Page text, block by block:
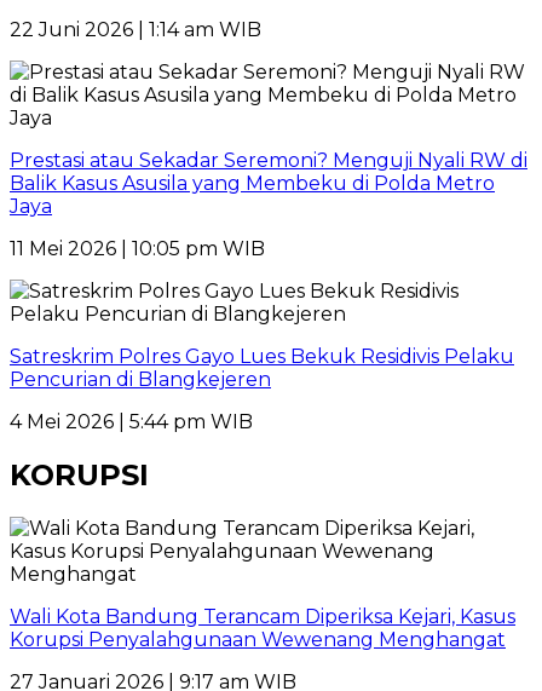
22 Juni 2026 | 1:14 am WIB
Prestasi atau Sekadar Seremoni? Menguji Nyali RW di
Balik Kasus Asusila yang Membeku di Polda Metro
Jaya
11 Mei 2026 | 10:05 pm WIB
Satreskrim Polres Gayo Lues Bekuk Residivis Pelaku
Pencurian di Blangkejeren
4 Mei 2026 | 5:44 pm WIB
KORUPSI
Wali Kota Bandung Terancam Diperiksa Kejari, Kasus
Korupsi Penyalahgunaan Wewenang Menghangat
27 Januari 2026 | 9:17 am WIB